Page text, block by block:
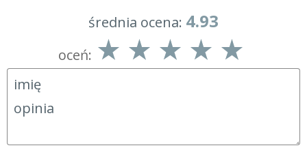
średnia ocena: 4.93
oceń: